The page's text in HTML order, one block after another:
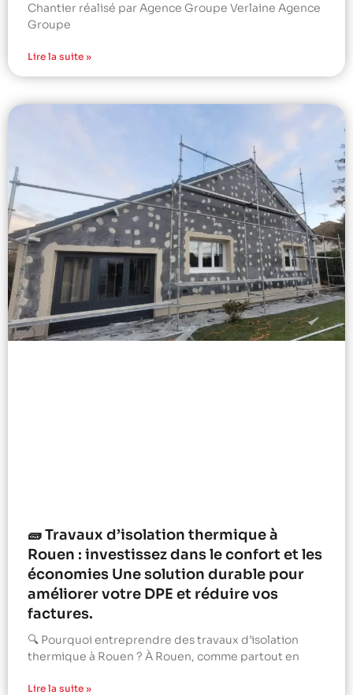
Chantier réalisé par Agence Groupe Verlaine Agence
Groupe
Lire la suite »
🧱 Travaux d’isolation thermique à
Rouen : investissez dans le confort et les
économies Une solution durable pour
améliorer votre DPE et réduire vos
factures.
🔍 Pourquoi entreprendre des travaux d’isolation
thermique à Rouen ? À Rouen, comme partout en
Lire la suite »